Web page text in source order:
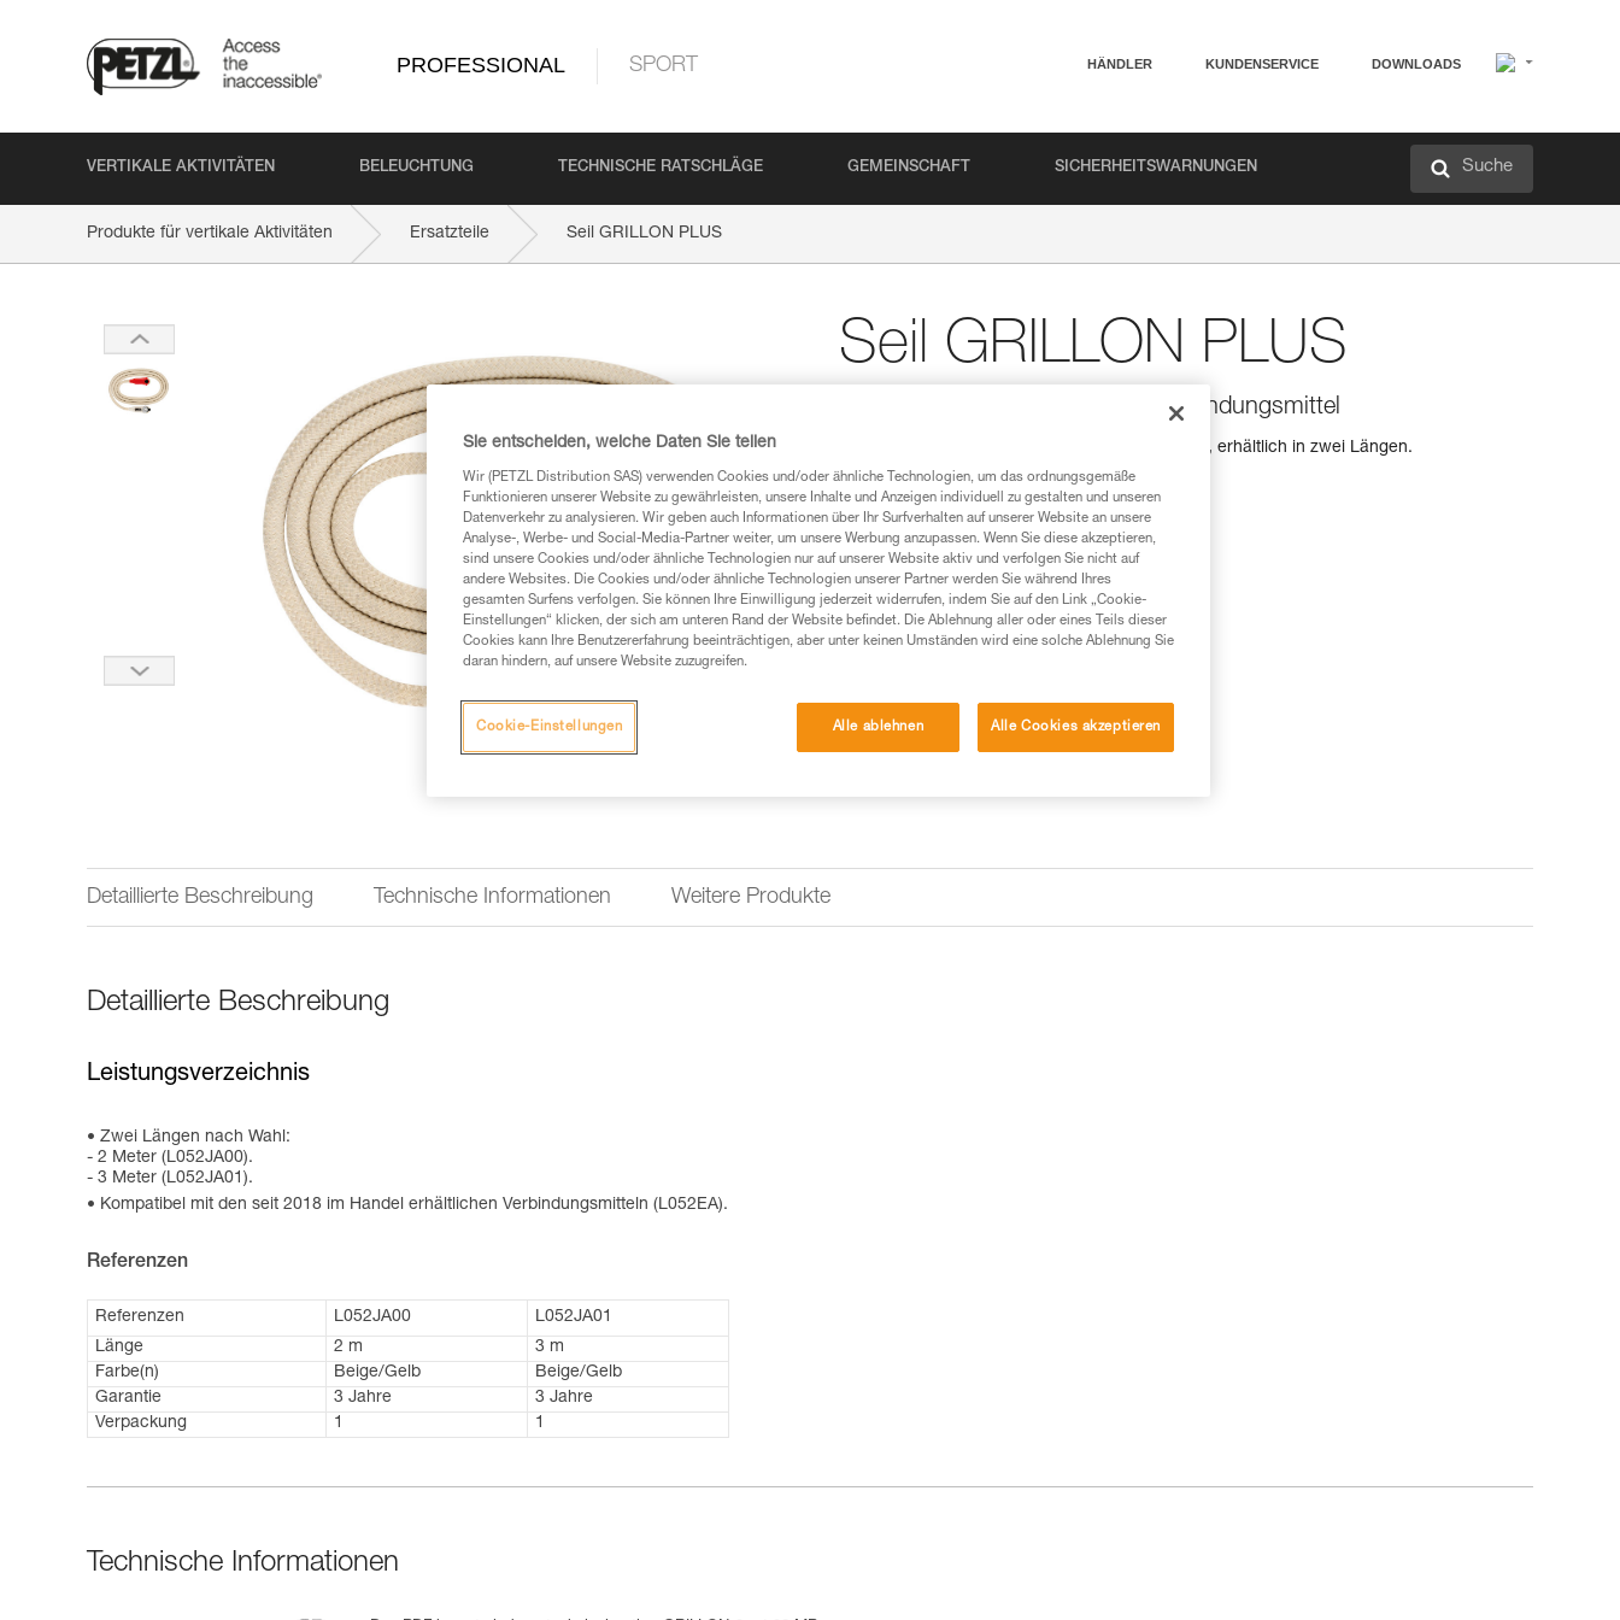
PROFESSIONAL SPORT HÄNDLER KUNDENSERVICE DOWNLOADS
VERTIKALE AKTIVITÄTEN BELEUCHTUNG TECHNISCHE RATSCHLÄGE GEMEINSCHAFT SICHERHEITSWARNUNGEN Suche
Produkte für vertikale Aktivitäten Ersatzteile Seil GRILLON PLUS
Seil GRILLON PLUS
Ersatzseil für GRILLON PLUS-Verbindungsmittel
Ersatzseil für GRILLON PLUS-Verbindungsmittel, erhältlich in zwei Längen.
Einen Händler finden
Detaillierte Beschreibung Technische Informationen Weitere Produkte
Detaillierte Beschreibung
Leistungsverzeichnis
Zwei Längen nach Wahl:
- 2 Meter (L052JA00).
- 3 Meter (L052JA01).
Kompatibel mit den seit 2018 im Handel erhältlichen Verbindungsmitteln (L052EA).
Referenzen
Referenzen L052JA00
L052JA01
Länge
2 m
3 m
Farbe(n)
Beige/Gelb
Beige/Gelb
Garantie
3 Jahre
3 Jahre
Verpackung
1 1
Technische Informationen
Sie entscheiden, welche Daten Sie teilen
Wir (PETZL Distribution SAS) verwenden Cookies und/oder ähnliche Technologien, um das ordnungsgemäße
Funktionieren unserer Website zu gewährleisten, unsere Inhalte und Anzeigen individuell zu gestalten und unseren
Datenverkehr zu analysieren. Wir geben auch Informationen über Ihr Surfverhalten auf unserer Website an unsere
Analyse-, Werbe- und Social-Media-Partner weiter, um unsere Werbung anzupassen. Wenn Sie diese akzeptieren,
sind unsere Cookies und/oder ähnliche Technologien nur auf unserer Website aktiv und verfolgen Sie nicht auf
andere Websites. Die Cookies und/oder ähnliche Technologien unserer Partner werden Sie während Ihres
gesamten Surfens verfolgen. Sie können Ihre Einwilligung jederzeit widerrufen, indem Sie auf den Link „Cookie-
Einstellungen“ klicken, der sich am unteren Rand der Website befindet. Die Ablehnung aller oder eines Teils dieser
Cookies kann Ihre Benutzererfahrung beeinträchtigen, aber unter keinen Umständen wird eine solche Ablehnung Sie
daran hindern, auf unsere Website zuzugreifen.
Alle ablehnen Alle Cookies akzeptieren
Cookie-Einstellungen